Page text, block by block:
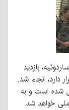
بازدید
انجام شد.
شده است و به
خواهد شد.